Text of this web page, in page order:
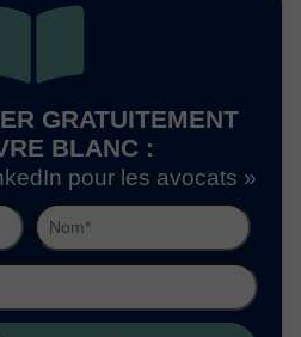
GRATUITEMENT
BLANC :
pour les avocats »